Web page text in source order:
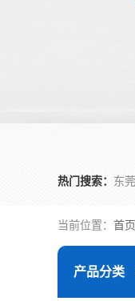
热门搜索：
当前位置： 首页
产品分类